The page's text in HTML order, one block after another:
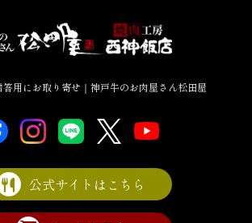
用にお取り寄せ｜神戸牛のお肉屋さん松田屋
公式サイトはこちら